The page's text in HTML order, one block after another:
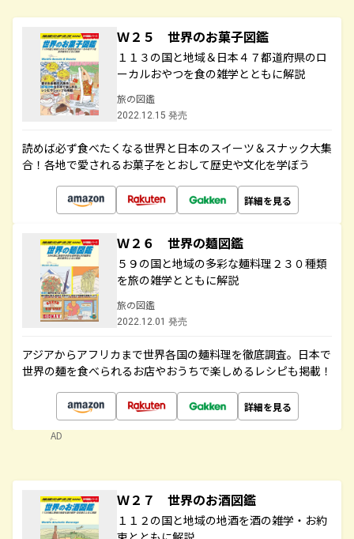
Ｗ２５ 世界のお菓子図鑑
１１３の国と地域＆日本４７都道府県のロ
ーカルおやつを食の雑学とともに解説
旅の図鑑
2022.12.15 発売
読めば必ず食べたくなる世界と日本のスイーツ＆スナック大集
合！各地で愛されるお菓子をとおして歴史や文化を学ぼう
詳細を見る
Ｗ２６ 世界の麺図鑑
５９の国と地域の多彩な麺料理２３０種類
を旅の雑学とともに解説
旅の図鑑
2022.12.01 発売
アジアからアフリカまで世界各国の麺料理を徹底調査。日本で
世界の麺を食べられるお店やおうちで楽しめるレシピも掲載！
詳細を見る
AD
Ｗ２７ 世界のお酒図鑑
１１２の国と地域の地酒を酒の雑学・お約